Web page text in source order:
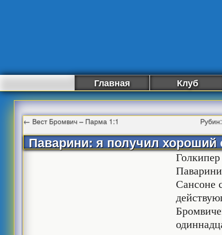
Главная Клуб
← Вест Бромвич – Парма 1:1
Паварини: я получил хороший
Сансоне